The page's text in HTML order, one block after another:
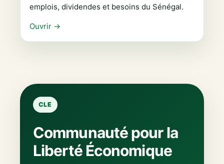
emplois, dividendes et besoins du Sénégal.
Ouvrir →
CLE
Communauté pour la
Liberté Économique